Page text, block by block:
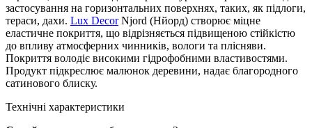
застосування на горизонтальних поверхнях, таких, як підлоги,
тераси, дахи. Lux DecorNjord (Нйорд) створює міцне
еластичне покриття, що відрізняється підвищеною стійкістю
до впливу атмосферних чинників, вологи та плісняви.
Покриття володіє високими гідрофобними властивостями.
Продукт підкреслює малюнок деревини, надає благородного
сатинового блиску.
Технічні характеристики